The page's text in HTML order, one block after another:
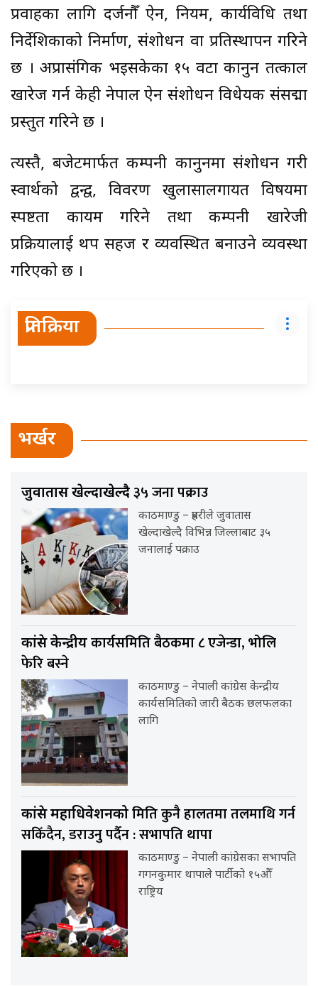
प्रवाहका लागि दर्जनौँ ऐन, नियम, कार्यविधि तथा
निर्देशिकाको निर्माण, संशोधन वा प्रतिस्थापन गरिने
छ । अप्रासंगिक भइसकेका १५ वटा कानुन तत्काल
खारेज गर्न केही नेपाल ऐन संशोधन विधेयक संसद्मा
प्रस्तुत गरिने छ ।
त्यस्तै, बजेटमार्फत कम्पनी कानुनमा संशोधन गरी
स्वार्थको द्वन्द्व, विवरण खुलासालगायत विषयमा
स्पष्टता कायम गरिने तथा कम्पनी खारेजी
प्रक्रियालाई थप सहज र व्यवस्थित बनाउने व्यवस्था
गरिएको छ ।
प्रतिक्रिया
भर्खर
जुवातास खेल्दाखेल्दै३५ जना पक्राउ
काठमाण्डु – प्रहरीले जुवातास
खेल्दाखेल्दै विभिन्न जिल्लाबाट ३५
जनालाई पक्राउ
कांग्रेस केन्द्रीयकार्यसमिति बैठकमा ८ एजेन्डा, भोलि
फेरि बस्ने
काठमाण्डु – नेपाली कांग्रेस केन्द्रीय
कार्यसमितिको जारी बैठक छलफलका
लागि
कांग्रेस महाधिवेशनकोमिति कुनै हालतमा तलमाथि गर्न
सकिँदैन, डराउनु पर्दैन : सभापति थापा
काठमाण्डु – नेपाली कांग्रेसका सभापति
गगनकुमार थापाले पार्टीको १५औँ
राष्ट्रिय